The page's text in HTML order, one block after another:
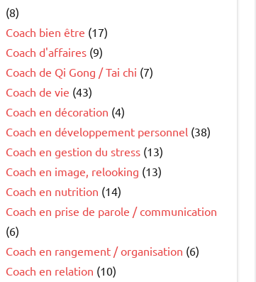
(8)
Coach bien être (17)
Coach d'affaires (9)
Coach de Qi Gong / Tai chi (7)
Coach de vie (43)
Coach en décoration (4)
Coach en développement personnel (38)
Coach en gestion du stress (13)
Coach en image, relooking (13)
Coach en nutrition (14)
Coach en prise de parole / communication
(6)
Coach en rangement / organisation (6)
Coach en relation (10)